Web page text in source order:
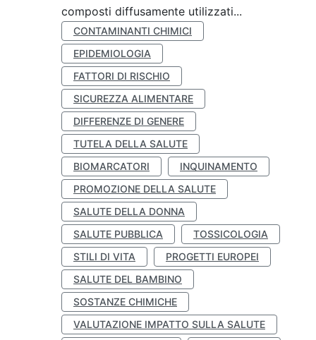
composti diffusamente utilizzati...
CONTAMINANTI CHIMICI
EPIDEMIOLOGIA
FATTORI DI RISCHIO
SICUREZZA ALIMENTARE
DIFFERENZE DI GENERE
TUTELA DELLA SALUTE
BIOMARCATORI
INQUINAMENTO
PROMOZIONE DELLA SALUTE
SALUTE DELLA DONNA
SALUTE PUBBLICA
TOSSICOLOGIA
STILI DI VITA
PROGETTI EUROPEI
SALUTE DEL BAMBINO
SOSTANZE CHIMICHE
VALUTAZIONE IMPATTO SULLA SALUTE